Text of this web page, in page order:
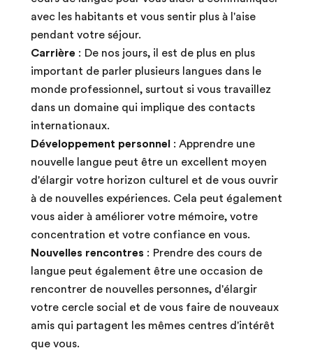
avec les habitants et vous sentir plus à l'aise
pendant votre séjour.
Carrière : De nos jours, il est de plus en plus
important de parler plusieurs langues dans le
monde professionnel, surtout si vous travaillez
dans un domaine qui implique des contacts
internationaux.
Développement personnel : Apprendre une
nouvelle langue peut être un excellent moyen
d'élargir votre horizon culturel et de vous ouvrir
à de nouvelles expériences. Cela peut également
vous aider à améliorer votre mémoire, votre
concentration et votre confiance en vous.
Nouvelles rencontres : Prendre des cours de
langue peut également être une occasion de
rencontrer de nouvelles personnes, d'élargir
votre cercle social et de vous faire de nouveaux
amis qui partagent les mêmes centres d'intérêt
que vous.